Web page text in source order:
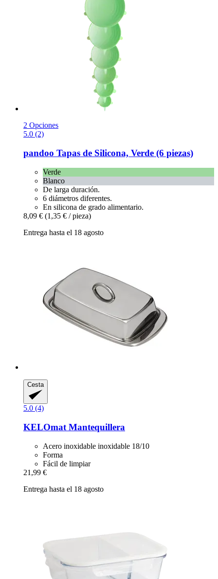
2 Opciones
5.0 (2)
pandoo Tapas de Silicona, Verde (6 piezas)
Verde
Blanco
De larga duración.
6 diámetros diferentes.
En silicona de grado alimentario.
8,09 € (1,35 € / pieza)
Entrega hasta el 18 agosto
Cesta
5.0 (4)
KELOmat Mantequillera
Acero inoxidable inoxidable 18/10
Forma
Fácil de limpiar
21,99 €
Entrega hasta el 18 agosto